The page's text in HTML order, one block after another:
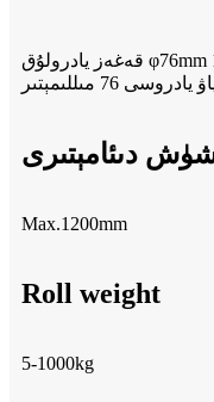
دىئامېتىرى
Max.1200mm
Roll weight
5-1000kg